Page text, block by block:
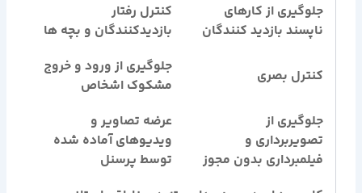
جلوگیری از کارهای
ناپسند بازدید کنندگان
کنترل رفتار
بازدیدکنندگان و بچه ها
کنترل بصری
جلوگیری از ورود و خروج
مشکوک اشخاص
جلوگیری از
تصویربرداری و
فیلمبرداری بدون مجوز
عرضه تصاویر و
ویدیوهای آماده شده
توسط پرسنل